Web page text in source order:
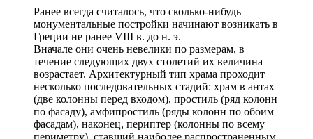
Ранее всегда считалось, что сколько-нибудь
монументальные постройки начинают возникать в
Греции не ранее VIII в. до н. э.
Вначале они очень невелики по размерам, в
течение следующих двух столетий их величина
возрастает. Архитектурный тип храма проходит
несколько последовательных стадий: храм в антах
(две колонны перед входом), простиль (ряд колонн
по фасаду), амфипростиль (ряды колонн по обоим
фасадам), наконец, периптер (колонны по всему
периметру), ставший наиболее распространенным,